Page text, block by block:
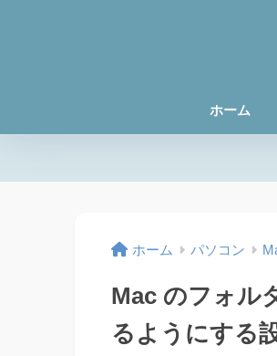
ホーム
ホーム パソコン
Mac のフォル
るようにする